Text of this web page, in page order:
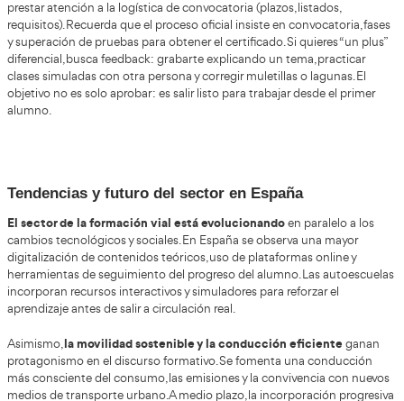
Posibles cambios y actualidad del sector:
conviene vigilar
Cuando hablamos de “cambios”, conviene separar dos
está publicado y lo que son tendencias. En tendencias,
línea clara: más peso de la
En la práctica,¿qué deberías vigilar en 2025?(1)
plataforma y dinámica de evaluación en la parte online,
cupos de fase presencial, (3) ajustes de temario o
previas y evaluaciones, y (4) novedades administrativas
inscripción y documentación. Todo eso suele aparecer
convocatoria concreta de tu edición y en su resolución
preparas con antelación, un cambio de fechas o una
no te descoloca.